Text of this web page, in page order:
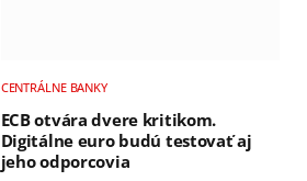
CENTRÁLNE BANKY
ECB otvára dvere kritikom.
Digitálne euro budú testovať aj
jeho odporcovia